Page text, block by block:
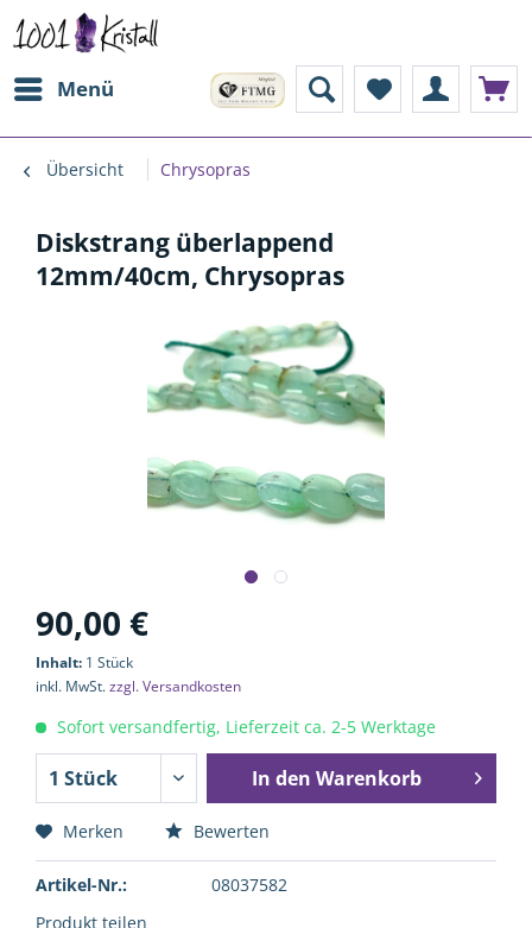
Menü
Übersicht Chrysopras
Diskstrang überlappend
12mm/40cm, Chrysopras
90,00 €
Inhalt: 1 Stück
inkl. MwSt.zzgl. Versandkosten
Sofort versandfertig, Lieferzeit ca. 2-5 Werktage
In den Warenkorb
Merken Bewerten
Artikel-Nr.:
08037582
Produkt teilen